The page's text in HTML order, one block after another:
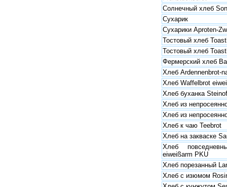
Солнечный хлеб
Сухарик
Сухарики Aproten-
Тостовый хлеб
Тостовый хлеб
Фермерский хлеб
Хлеб Ardennenbrot-
Хлеб Waffelbrot
Хлеб буханка
Хлеб из
Хлеб из
Хлеб к чаю Teebrot
Хлеб на закваске
Хлеб
eiweißarm PKU
Хлеб порезанный
Хлеб с изюмом